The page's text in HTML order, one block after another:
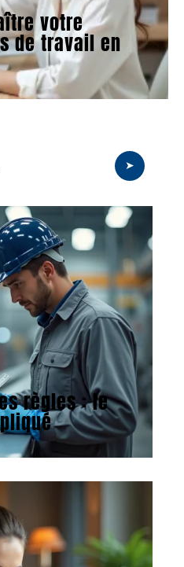
votre
de travail en
règles : le